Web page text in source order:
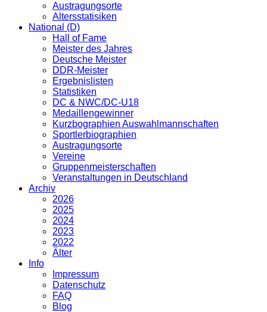
Austragungsorte
Altersstatisiken
National (D)
Hall of Fame
Meister des Jahres
Deutsche Meister
DDR-Meister
Ergebnislisten
Statistiken
DC & NWC/DC-U18
Medaillengewinner
Kurzbographien Auswahlmannschaften
Sportlerbiographien
Austragungsorte
Vereine
Gruppenmeisterschaften
Veranstaltungen in Deutschland
Archiv
2026
2025
2024
2023
2022
Älter
Info
Impressum
Datenschutz
FAQ
Blog